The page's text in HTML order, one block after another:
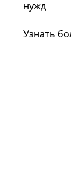
нужд.
Узнать